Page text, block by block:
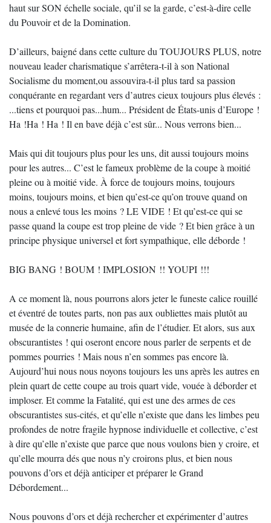
haut sur SON échelle sociale, qu’il se la garde, c’est-à-dire celle
du Pouvoir et de la Domination.
D’ailleurs, baigné dans cette culture du TOUJOURS PLUS, notre
nouveau leader charismatique s’arrêtera-t-il à son National
Socialisme du moment,ou assouvira-t-il plus tard sa passion
conquérante en regardant vers d’autres cieux toujours plus élevés :
...tiens et pourquoi pas...hum... Président de États-unis d’Europe !
Ha !Ha ! Ha ! Il en bave déjà c’est sûr... Nous verrons bien...
Mais qui dit toujours plus pour les uns, dit aussi toujours moins
pour les autres... C’est le fameux problème de la coupe à moitié
pleine ou à moitié vide. À force de toujours moins, toujours
moins, toujours moins, et bien qu’est-ce qu’on trouve quand on
nous a enlevé tous les moins ? LE VIDE ! Et qu’est-ce qui se
passe quand la coupe est trop pleine de vide ? Et bien grâce à un
principe physique universel et fort sympathique, elle déborde !
BIG BANG ! BOUM ! IMPLOSION !! YOUPI !!!
A ce moment là, nous pourrons alors jeter le funeste calice rouillé
et éventré de toutes parts, non pas aux oubliettes mais plutôt au
musée de la connerie humaine, afin de l’étudier. Et alors, sus aux
obscurantistes ! qui oseront encore nous parler de serpents et de
pommes pourries ! Mais nous n’en sommes pas encore là.
Aujourd’hui nous nous noyons toujours les uns après les autres en
plein quart de cette coupe au trois quart vide, vouée à déborder et
imploser. Et comme la Fatalité, qui est une des armes de ces
obscurantistes sus-cités, et qu’elle n’existe que dans les limbes peu
profondes de notre fragile hypnose individuelle et collective, c’est
à dire qu’elle n’existe que parce que nous voulons bien y croire, et
qu’elle mourra dés que nous n’y croirons plus, et bien nous
pouvons d’ors et déjà anticiper et préparer le Grand
Débordement...
Nous pouvons d’ors et déjà rechercher et expérimenter d’autres